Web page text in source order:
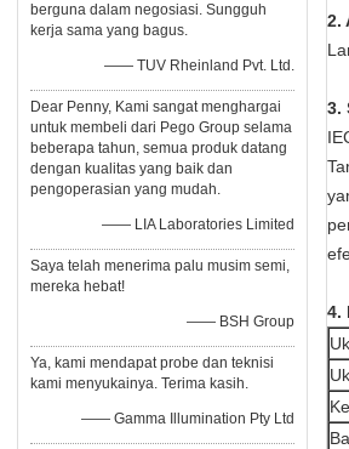
berguna dalam negosiasi. Sungguh
kerja sama yang bagus.
—— TUV Rheinland Pvt. Ltd.
Dear Penny, Kami sangat menghargai
untuk membeli dari Pego Group selama
beberapa tahun, semua produk datang
dengan kualitas yang baik dan
pengoperasian yang mudah.
—— LIA Laboratories Limited
Saya telah menerima palu musim semi,
mereka hebat!
—— BSH Group
Ya, kami mendapat probe dan teknisi
kami menyukainya. Terima kasih.
—— Gamma Illumination Pty Ltd
2.
3.
4.